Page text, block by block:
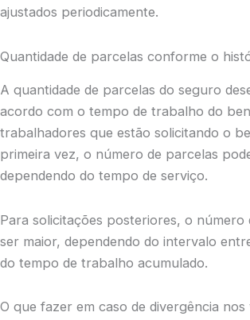
ajustados periodicamente.
Quantidade de parcelas conforme o
A quantidade de parcelas do seguro
acordo com o tempo de trabalho do
trabalhadores que estão solicitando o
primeira vez, o número de parcelas
dependendo do tempo de serviço.
Para solicitações posteriores, o número
ser maior, dependendo do intervalo
do tempo de trabalho acumulado.
O que fazer em caso de divergência nos